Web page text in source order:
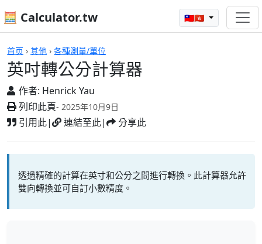
🧮 Calculator.tw 🇹🇼🇭🇰
首页 › 其他 › 各種測量/單位
英吋轉公分計算器
作者: Henrick Yau
列印此頁- 2025年10月9日
引用此| 連結至此| 分享此
計算機
透過精確的計算在英寸和公分之間進行轉換。此計算器允許
雙向轉換並可自訂小數精度。